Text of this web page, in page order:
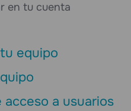
en tu cuenta
equipo
a usuarios